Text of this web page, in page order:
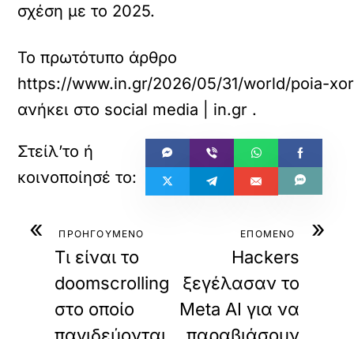
σχέση με το 2025.
Το πρωτότυπο άρθρο
https://www.in.gr/2026/05/31/world/poia-
ανήκει στο social media | in.gr .
« ΠΡΟΗΓΟΥΜΕΝΟ
Τι είναι το
doomscrolling
στο οποίο
παγιδεύονται
»
ΕΠΟΜΕΝΟ
Hackers
ξεγέλασαν το
Meta AI για να
παραβιάσουν